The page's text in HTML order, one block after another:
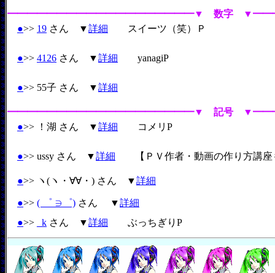
━━━━━━━━━━━━━━━━━━━▼ 数字
●>> 19 さん ▼詳細 スイーツ（笑）Ｐ
●>> 4126 さん ▼詳細 yanagiP
●>> 55子 さん ▼詳細
━━━━━━━━━━━━━━━━━━━▼ 記号
●>> ！湖 さん ▼詳細 コメリP
●>> ussy さん ▼詳細 【ＰＶ作者・動画の作り方講座
●>> ヽ(ヽ・∀∀・) さん ▼詳細
●>> ( ゜ ∋゜) さん ▼詳細
●>> _k さん ▼詳細 ぶっちぎりP